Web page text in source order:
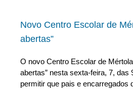
Novo Centro Escolar de
abertas”
O novo Centro Escolar de
abertas” nesta sexta-feira, 7, das
permitir que pais e encarregados